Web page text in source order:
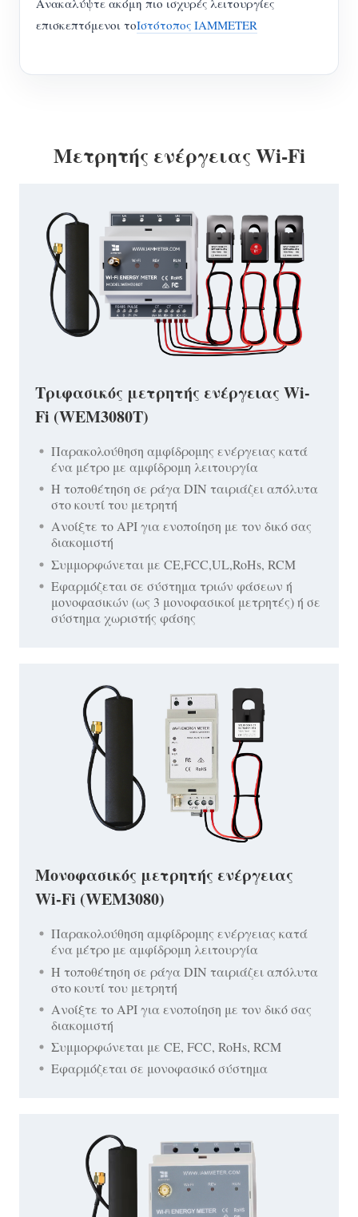
Ανακαλύψτε ακόμη πιο ισχυρές λειτουργίες
επισκεπτόμενοι τοΙστότοπος IAMMETER
Μετρητής ενέργειας Wi-Fi
Τριφασικός μετρητής ενέργειας Wi-
Fi (WEM3080T)
Παρακολούθηση αμφίδρομης ενέργειας κατά
ένα μέτρο με αμφίδρομη λειτουργία
Η τοποθέτηση σε ράγα DIN ταιριάζει απόλυτα
στο κουτί του μετρητή
Ανοίξτε το API για ενοποίηση με τον δικό σας
διακομιστή
Συμμορφώνεται με CE,FCC,UL,RoHs, RCM
Εφαρμόζεται σε σύστημα τριών φάσεων ή
μονοφασικών (ως 3 μονοφασικοί μετρητές) ή σε
σύστημα χωριστής φάσης
Μονοφασικός μετρητής ενέργειας
Wi-Fi (WEM3080)
Παρακολούθηση αμφίδρομης ενέργειας κατά
ένα μέτρο με αμφίδρομη λειτουργία
Η τοποθέτηση σε ράγα DIN ταιριάζει απόλυτα
στο κουτί του μετρητή
Ανοίξτε το API για ενοποίηση με τον δικό σας
διακομιστή
Συμμορφώνεται με CE, FCC, RoHs, RCM
Εφαρμόζεται σε μονοφασικό σύστημα